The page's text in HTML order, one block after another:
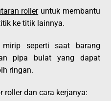
rolleruntuk membantu
ke titik lainnya.
mirip seperti saat barang
pipa bulat yang dapat
ringan.
roller dan cara kerjanya: